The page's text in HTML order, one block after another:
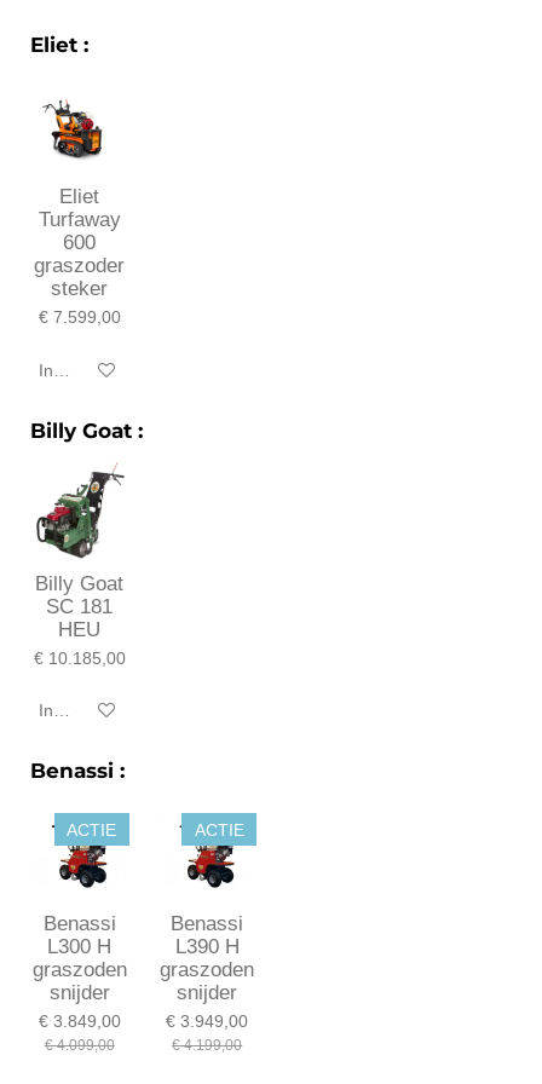
Eliet :
Eliet
Turfaway
600
graszoder
steker
€ 7.599,00
In winkelwagen
Billy Goat :
Billy Goat
SC 181
HEU
€ 10.185,00
In winkelwagen
Benassi :
ACTIE
Benassi
L300 H
graszoden
snijder
€ 3.849,00
€ 4.099,00
ACTIE
Benassi
L390 H
graszoden
snijder
€ 3.949,00
€ 4.199,00